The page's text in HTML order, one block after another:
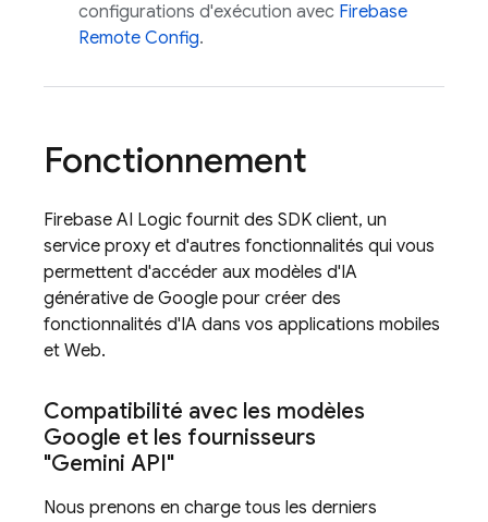
configurations d'exécution avec Firebase
Remote Config.
Fonctionnement
Firebase AI Logic fournit des SDK client, un
service proxy et d'autres fonctionnalités qui vous
permettent d'accéder aux modèles d'IA
générative de Google pour créer des
fonctionnalités d'IA dans vos applications mobiles
et Web.
Compatibilité avec les modèles
Google et les fournisseurs
"Gemini API"
Nous prenons en charge tous les derniers